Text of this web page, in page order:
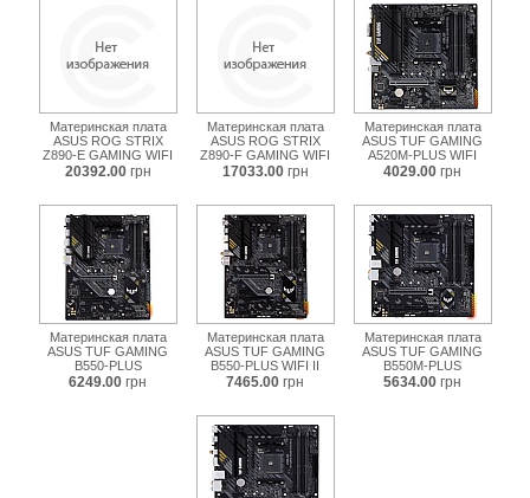
Материнская плата
ASUS ROG STRIX
Z890-E GAMING WIFI
20392.00 грн
Материнская плата
ASUS ROG STRIX
Z890-F GAMING WIFI
17033.00 грн
Материнская плата
ASUS TUF GAMING
A520M-PLUS WIFI
4029.00 грн
Материнская плата
ASUS TUF GAMING
B550-PLUS
6249.00 грн
Материнская плата
ASUS TUF GAMING
B550-PLUS WIFI II
7465.00 грн
Материнская плата
ASUS TUF GAMING
B550M-PLUS
5634.00 грн